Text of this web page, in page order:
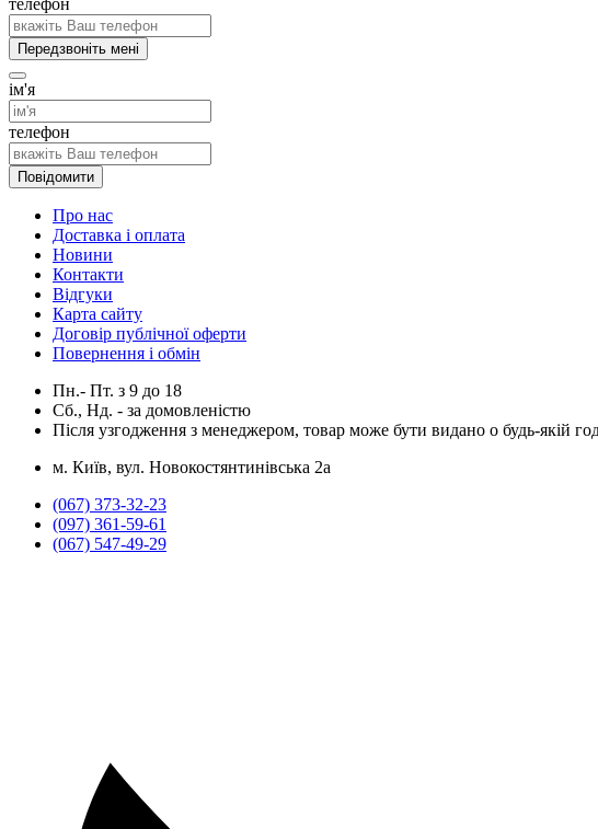
Передзвоніть мені
ім'я
телефон
Повідомити
Про нас
Доставка і оплата
Новини
Контакти
Відгуки
Карта сайту
Договір публічної оферти
Повернення і обмін
Пн.- Пт. з 9 до 18
Сб., Нд. - за домовленістю
Після узгодження з менеджером, товар може бути видано о будь-якій
м. Київ, вул. Новокостянтинівська 2а
(067) 373-32-23
(097) 361-59-61
(067) 547-49-29